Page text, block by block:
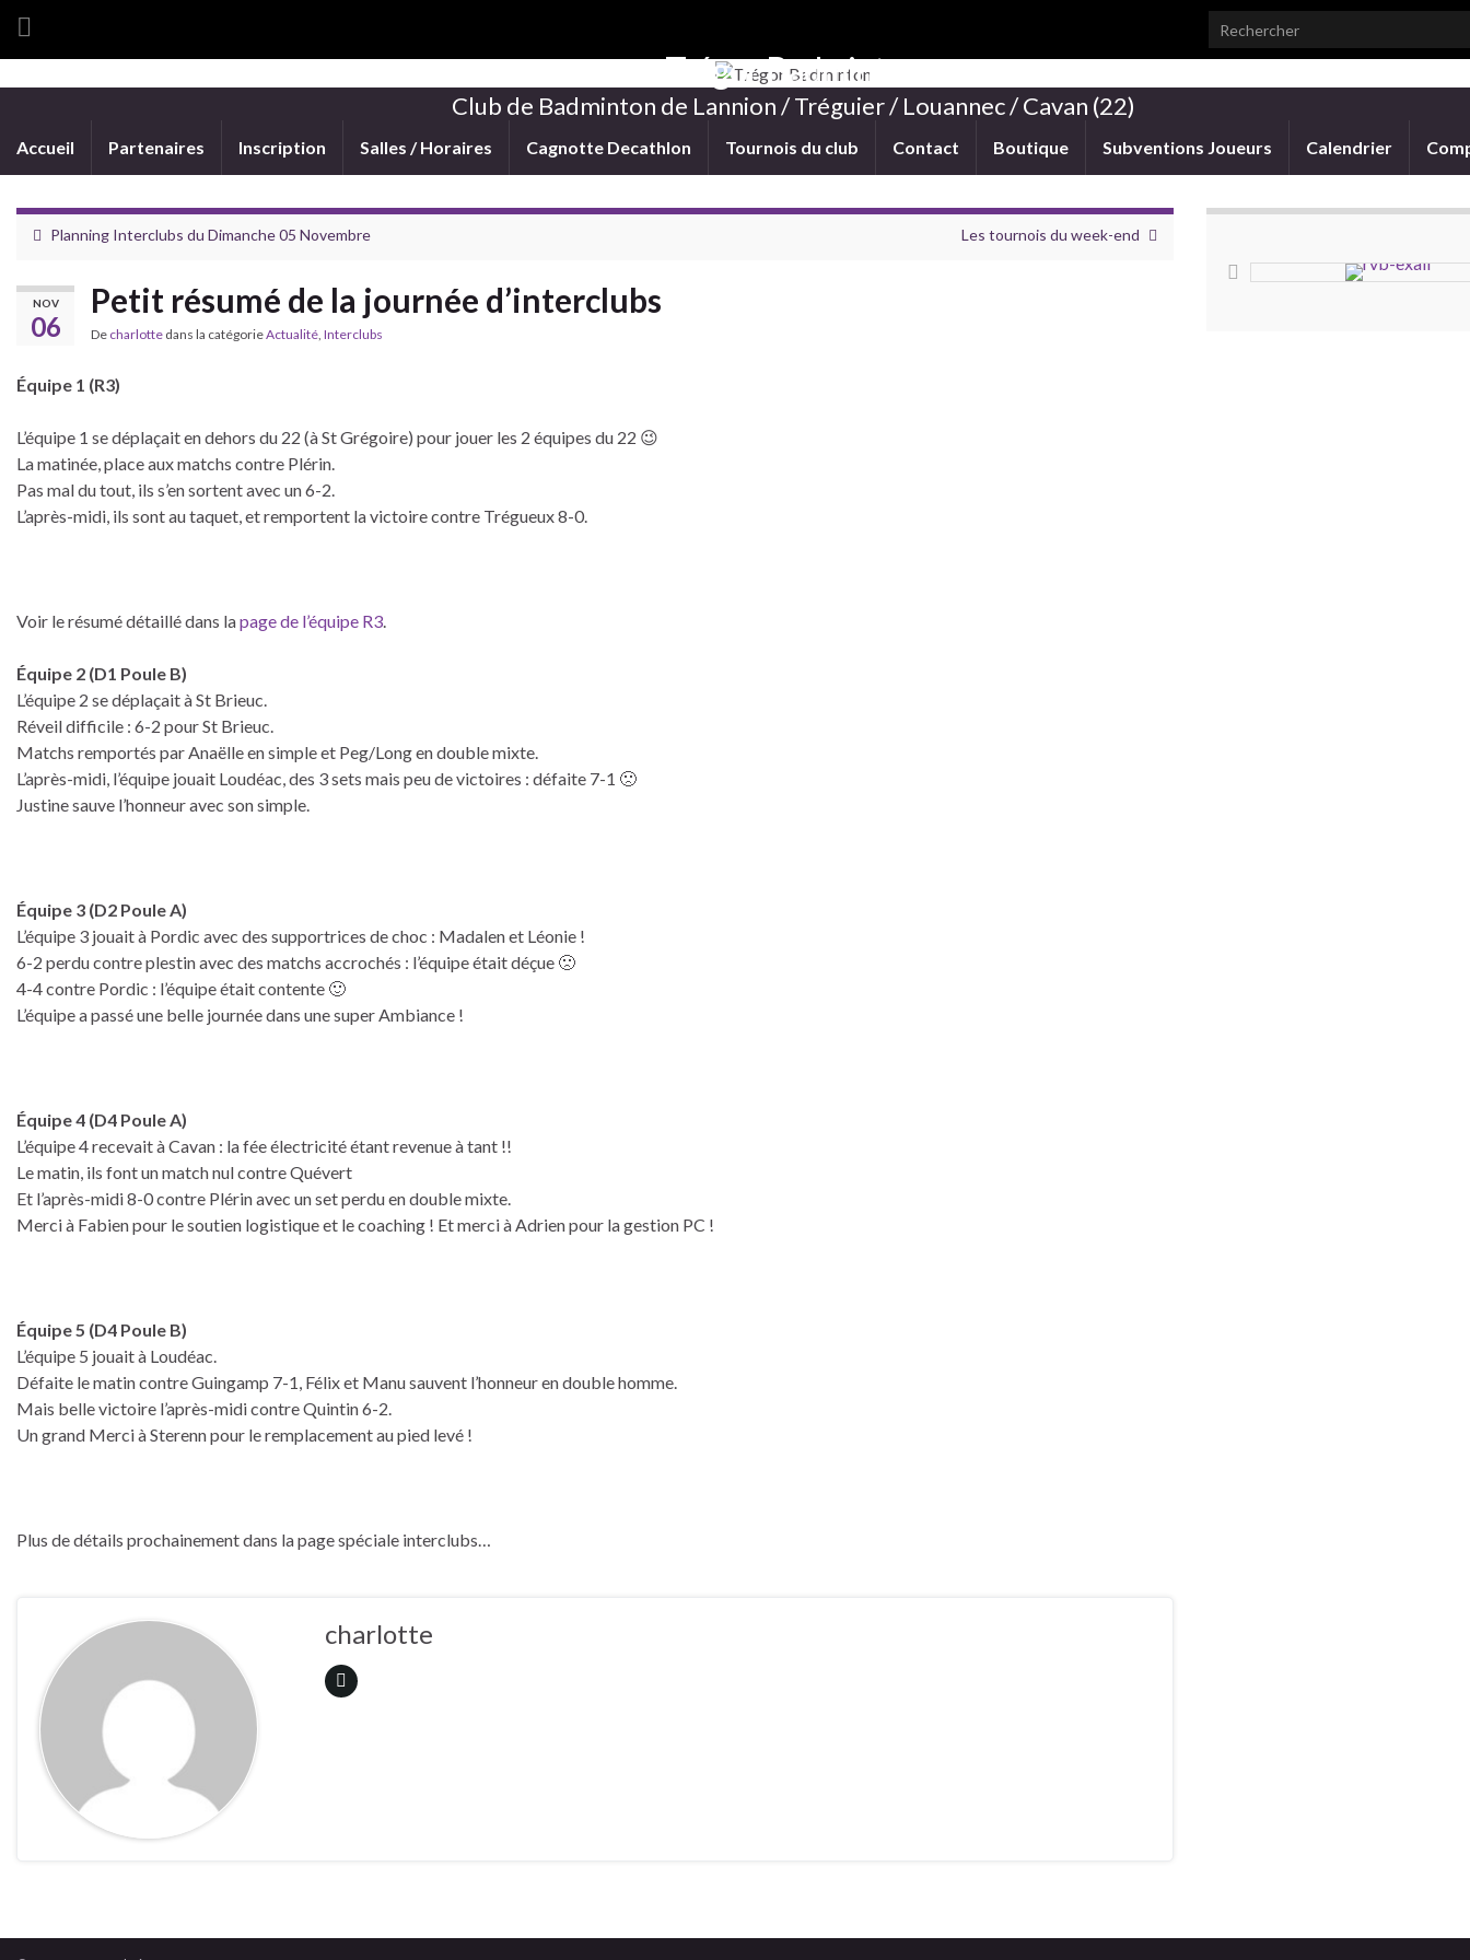
Search for:
Trégor Badminton
Club de Badminton de Lannion / Tréguier / Louannec / Cavan (22)
Accueil Partenaires Inscription Salles / Horaires Cagnotte Decathlon Tournois du club Contact Boutique Subventions Joueurs Calendrier
Planning Interclubs du Dimanche 05 Novembre Les tournois du week-end
NOV
06
Petit résumé de la journée d’interclubs
De charlotte dans la catégorieActualité, Interclubs
Équipe 1 (R3)
L’équipe 1 se déplaçait en dehors du 22 (à St Grégoire) pour jouer les 2 équipes du 22 😉
La matinée, place aux matchs contre Plérin.
Pas mal du tout, ils s’en sortent avec un 6-2.
L’après-midi, ils sont au taquet, et remportent la victoire contre Trégueux 8-0.
Voir le résumé détaillé dans lapage de l’équipe R3.
Équipe 2 (D1 Poule B)
L’équipe 2 se déplaçait à St Brieuc.
Réveil difficile : 6-2 pour St Brieuc.
Matchs remportés par Anaëlle en simple et Peg/Long en double mixte.
L’après-midi, l’équipe jouait Loudéac, des 3 sets mais peu de victoires : défaite 7-1 🙁
Justine sauve l’honneur avec son simple.
Équipe 3 (D2 Poule A)
L’équipe 3 jouait à Pordic avec des supportrices de choc : Madalen et Léonie !
6-2 perdu contre plestin avec des matchs accrochés : l’équipe était déçue 🙁
4-4 contre Pordic : l’équipe était contente 🙂
L’équipe a passé une belle journée dans une super Ambiance !
Équipe 4 (D4 Poule A)
L’équipe 4 recevait à Cavan : la fée électricité étant revenue à tant !!
Le matin, ils font un match nul contre Quévert
Et l’après-midi 8-0 contre Plérin avec un set perdu en double mixte.
Merci à Fabien pour le soutien logistique et le coaching ! Et merci à Adrien pour la gestion PC !
Équipe 5 (D4 Poule B)
L’équipe 5 jouait à Loudéac.
Défaite le matin contre Guingamp 7-1, Félix et Manu sauvent l’honneur en double homme.
Mais belle victoire l’après-midi contre Quintin 6-2.
Un grand Merci à Sterenn pour le remplacement au pied levé !
Plus de détails prochainement dans la page spéciale interclubs…
charlotte